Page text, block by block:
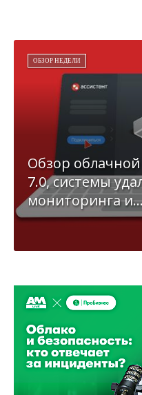
ОБЗОР НЕДЕЛИ
Обзор облачной
7.0, системы
мониторинга